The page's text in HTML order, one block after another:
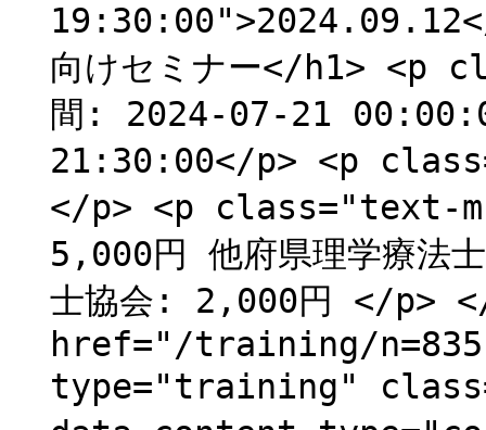
向けセミナー</h1> <p
間: 2024-07-21
21:30:00</p> <p
</p> <p class="text-
5,000円 他府県理学療法
士協会: 2,000円 </
href="/training/
type="training"